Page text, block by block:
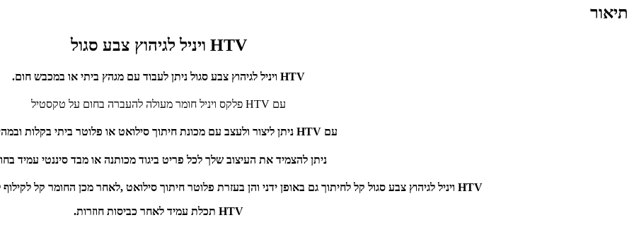
תיאור
HTV ויניל לגיהוץ צבע סגול
HTV ויניל לגיהוץ צבע סגול ניתן לעבוד עם מגהץ ביתי או במכבש חום.
עם HTV פלקס ויניל חומר מעולה להעברה בחום על טקסטיל
עם HTV ניתן ליצור ולעצב עם מכונת חיתוך סילואט או פלוטר ביתי בקלות ובמהירות.
ניתן להצמיד את העיצוב שלך לכל פריט ביגוד מכותנה או מבד סיננטי עמיד
HTV ויניל לגיהוץ צבע סגול קל לחיתוך גם באופן ידני והן בעזרת פלוטר חיתוך סילואט ,לאחר מכן החומר קל לקילוף לפני ביצוע פעולת הכבישה עם המכבש.
HTV תכלת עמיד לאחר כביסות חוזרות.